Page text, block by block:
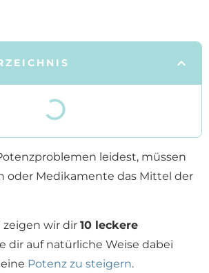
leidest, müssen
oder Medikamente das Mittel der
wir dir 10 leckere
dir auf natürliche Weise dabei
Potenz zu steigern.